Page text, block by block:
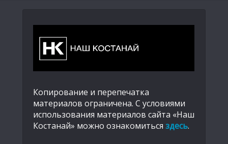
Копирование и перепечатка
материалов ограничена. С условиями
использования материалов сайта «Наш
Костанай» можно ознакомиться здесь.